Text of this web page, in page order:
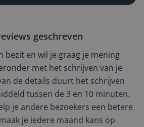
geschreven
bezit en wil je graag je mening
met het schrijven van je
de details duurt het schrijven
tussen de 3 en 10 minuten.
je andere bezoekers een betere
je iedere maand kans op